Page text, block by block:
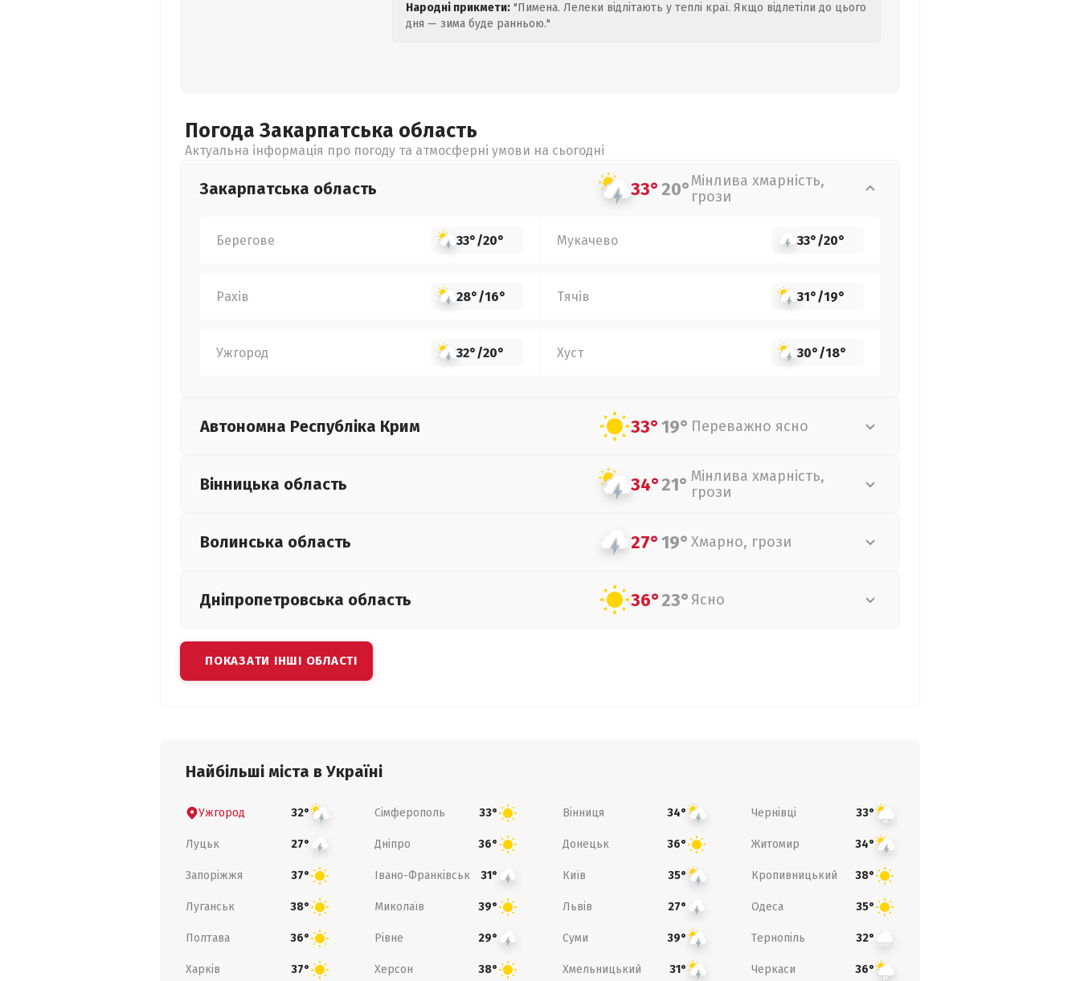
Народні прикмети: "Пимена. Лелеки відлітають у теплі краї. Якщо відлетіли до цього
дня — зима буде ранньою."
Погода Закарпатська область
Актуальна інформація про погоду та атмосферні умови на сьогодні
Закарпатська область 33°20°Мінлива хмарність,
грози
Берегове 33°/20° Мукачево 33°/20°
Рахів 28°/16° Тячів 31°/19°
Ужгород 32°/20° Хуст 30°/18°
Автономна Республіка Крим 33°19° Переважно ясно
Вінницька область 34°21° Мінлива хмарність,
грози
Волинська область 27°19° Хмарно, грози
Дніпропетровська область 36°23° Ясно
ПОКАЗАТИ ІНШІ ОБЛАСТІ
Найбільші міста в Україні
Ужгород 32° Сімферополь 33° Вінниця 34° Чернівці 33°
Луцьк 27° Дніпро 36° Донецьк 36° Житомир 34°
Запоріжжя 37° Івано-Франківськ 31° Київ 35° Кропивницький 38°
Луганськ 38° Миколаїв 39° Львів 27° Одеса 35°
Полтава 36° Рівне 29° Суми 39° Тернопіль 32°
Харків 37° Херсон 38° Хмельницький 31° Черкаси 36°